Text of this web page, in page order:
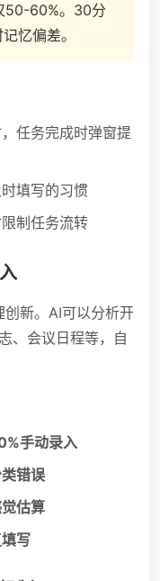
50-60%。30分
忆偏差。
任务完成时弹窗提
填写的习惯
制任务流转
新。AI可以分析开
、会议日程等，自
手动录入
错误
估算
写